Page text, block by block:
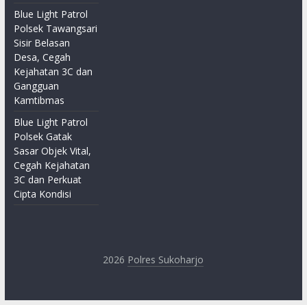
Blue Light Patrol
Polsek Tawangsari
Sisir Belasan
Desa, Cegah
Kejahatan 3C dan
Gangguan
Kamtibmas
Blue Light Patrol
Polsek Gatak
Sasar Objek Vital,
Cegah Kejahatan
3C dan Perkuat
Cipta Kondisi
2026 Polres Sukoharjo